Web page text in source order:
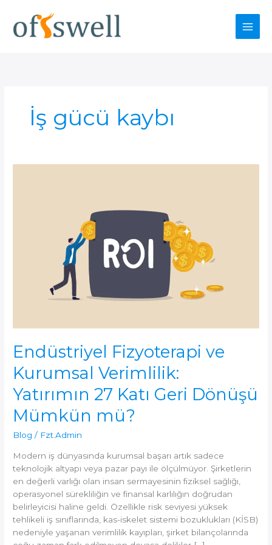
İş gücü kaybı
Endüstriyel Fizyoterapi ve
Kurumsal Verimlilik:
Yatırımın 27 Katı Geri Dönüşü
Mümkün mü?
Blog / Fzt.Admin
Modern iş dünyasında kurumsal başarı artık sadece
teknolojik altyapı veya pazar payı ile ölçülmüyor. Şirketlerin
en değerli varlığı olan insan sermayesinin fiziksel sağlığı,
operasyonel sürekliliğin ve finansal karlılığın doğrudan
belirleyicisi haline geldi. Özellikle risk seviyesi yüksek
tehlikeli iş sınıflarında, kas-iskelet sistemi bozuklukları (KİSB)
nedeniyle yaşanan verimlilik kayıpları, şirket bilançolarında